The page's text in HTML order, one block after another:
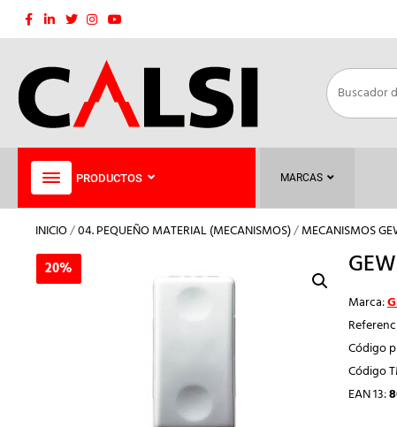
Saltar
PRODUCTOS MARCAS
INICIO/04. PEQUEÑO MATERIAL (MECANISMOS)/MECANISMOS
20%
Marca:
Código
Código
EAN 13:
20%